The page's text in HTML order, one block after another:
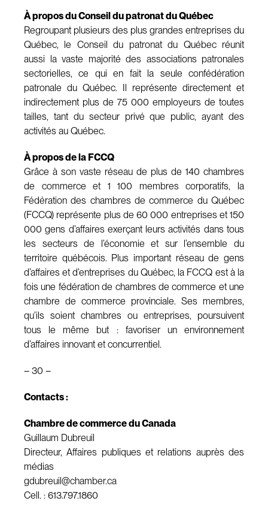
À propos du Conseil du patronat du Québec
Regroupant plusieurs des plus grandes entreprises du
Québec, le Conseil du patronat du Québec réunit
aussi la vaste majorité des associations patronales
sectorielles, ce qui en fait la seule confédération
patronale du Québec. Il représente directement et
indirectement plus de 75 000 employeurs de toutes
tailles, tant du secteur privé que public, ayant des
activités au Québec.
À propos de la FCCQ
Grâce à son vaste réseau de plus de 140 chambres
de commerce et 1 100 membres corporatifs, la
Fédération des chambres de commerce du Québec
(FCCQ) représente plus de 60 000 entreprises et 150
000 gens d’affaires exerçant leurs activités dans tous
les secteurs de l’économie et sur l’ensemble du
territoire québécois. Plus important réseau de gens
d’affaires et d’entreprises du Québec, la FCCQ est à la
fois une fédération de chambres de commerce et une
chambre de commerce provinciale. Ses membres,
qu’ils soient chambres ou entreprises, poursuivent
tous le même but : favoriser un environnement
d’affaires innovant et concurrentiel.
– 30 –
Contacts :
Chambre de commerce du Canada
Guillaum Dubreuil
Directeur, Affaires publiques et relations auprès des
médias
gdubreuil@chamber.ca
Cell. : 613.797.1860